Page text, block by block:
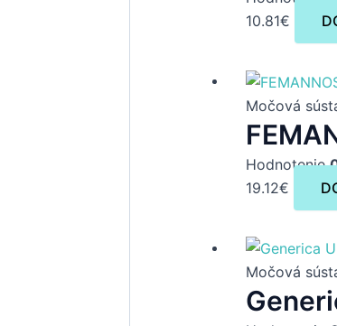
10.81€
Močová
Hodnotenie
19.12€
Močová